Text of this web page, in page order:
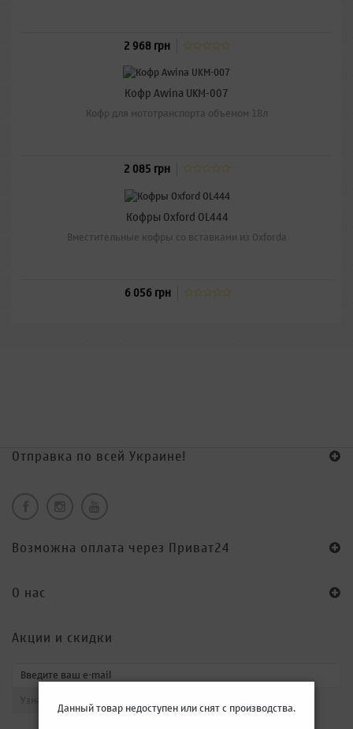
2 968 грн
Кофр Awina UKM-007
Кофр для мототранспорта объемом 18л
2 085 грн
Кофры Oxford OL444
Вместительные кофры со вставками из Oxforda
6 056 грн
Данный товар недоступен или снят с производства.
Отправка по всей Украине!
Возможна оплата через Приват24
O нас
Акции и скидки